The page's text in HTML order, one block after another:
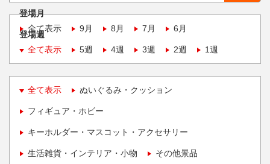
登場月
全て表示
9月 8月 7月 6月
登場週
全て表示
5週 4週 3週 2週 1週
全て表示 ぬいぐるみ・クッション
フィギュア・ホビー
キーホルダー・マスコット・アクセサリー
生活雑貨・インテリア・小物 その他景品